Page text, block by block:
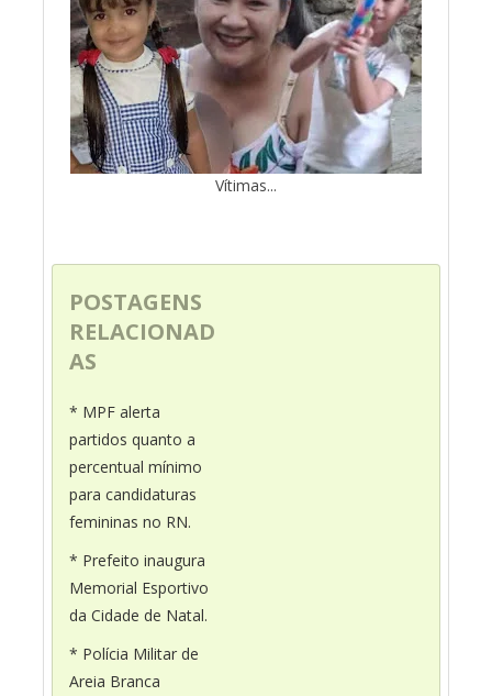
Vítimas...
POSTAGENS
RELACIONAD
AS
* MPF alerta
partidos quanto a
percentual mínimo
para candidaturas
femininas no RN.
* Prefeito inaugura
Memorial Esportivo
da Cidade de Natal.
* Polícia Militar de
Areia Branca